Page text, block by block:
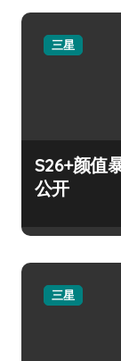
三星
S26+颜值
公开
三星